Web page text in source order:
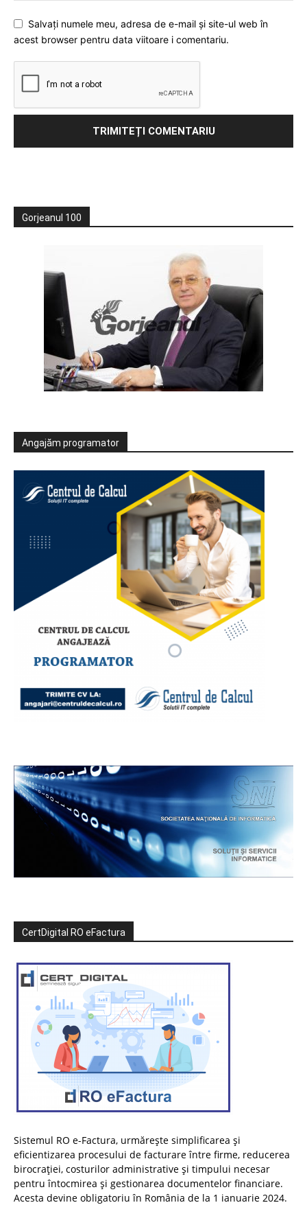
Salvați numele meu, adresa de e-mail și site-ul web în
acest browser pentru data viitoare i comentariu.
Gorjeanul 100
Angajăm programator
CertDigital RO eFactura
Sistemul RO e-Factura, urmărește simplificarea și
eficientizarea procesului de facturare între firme, reducerea
birocrației, costurilor administrative și timpului necesar
pentru întocmirea și gestionarea documentelor financiare.
Acesta devine obligatoriu în România de la 1 ianuarie 2024.